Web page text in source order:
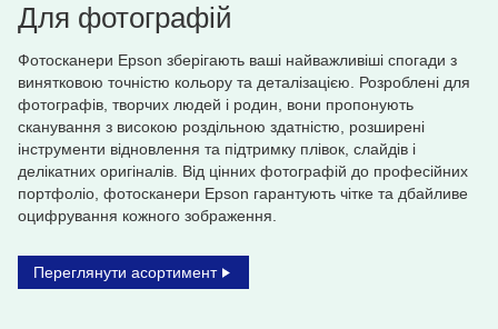
Для фотографій
Фотосканери Epson зберігають ваші найважливіші спогади з
винятковою точністю кольору та деталізацією. Розроблені для
фотографів, творчих людей і родин, вони пропонують
сканування з високою роздільною здатністю, розширені
інструменти відновлення та підтримку плівок, слайдів і
делікатних оригіналів. Від цінних фотографій до професійних
портфоліо, фотосканери Epson гарантують чітке та дбайливе
оцифрування кожного зображення.
Переглянути асортимент